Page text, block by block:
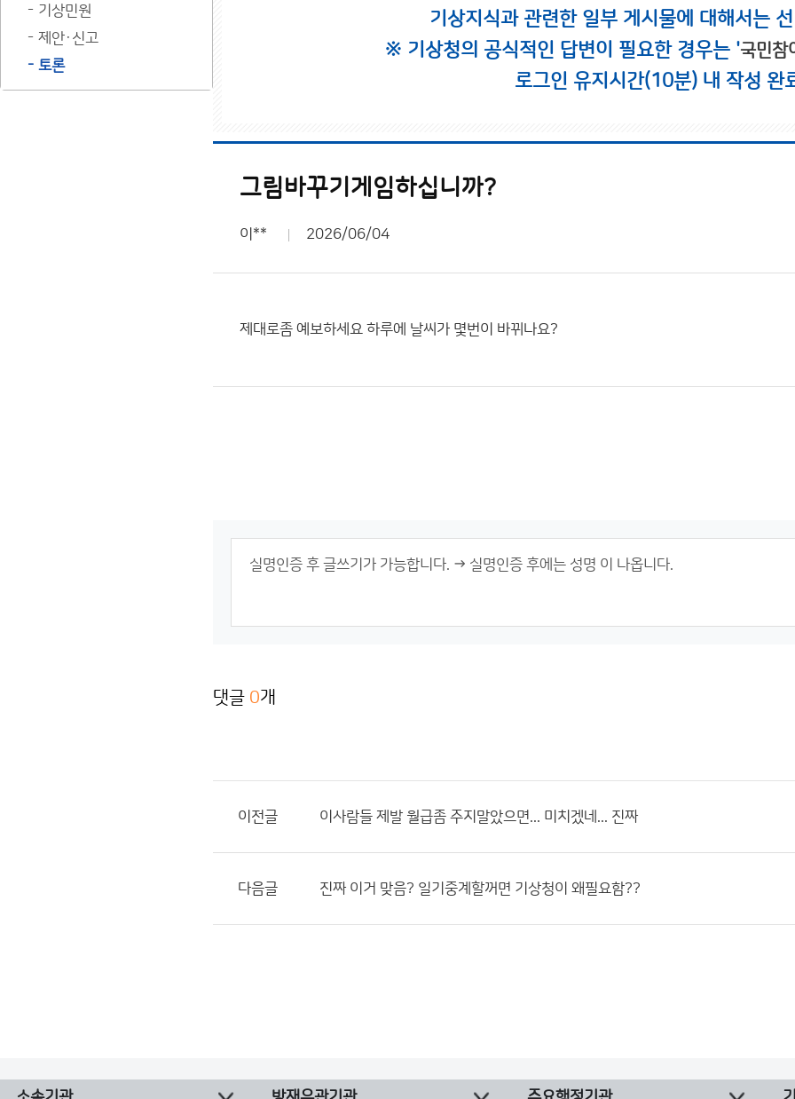
기상민원
제안·신고
토론
기상지식과 관련한 일부 게시물에 대해서는
※ 기상청의 공식적인 답변이 필요한 경우는 '국민참
로그인 유지시간(10분) 내 작성 완
그림바꾸기게임하십니까?
이** 2026/06/04
제대로좀 예보하세요 하루에 날씨가 몇번이 바뀌나요?
댓글 0개
이전글 이사람들 제발 월급좀 주지말았으면... 미치겠네... 진짜
다음글 진짜 이거 맞음? 일기중계할꺼면 기상청이 왜필요함??